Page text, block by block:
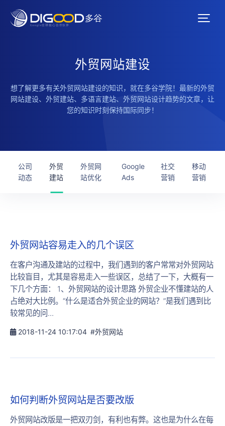
外贸网站建设
想了解更多有关外贸网站建设的知识，就在多谷学院！最新的外贸
网站建设、外贸建站、多语言建站、外贸网站设计趋势的文章，让
您的知识时刻保持国际同步！
公司
动态
外贸
建站
外贸网
站优化
Google
Ads
社交
营销
移动
营销
外贸网站容易走入的几个误区
在客户沟通及建站的过程中，我们遇到的客户常常对外贸网站
比较盲目，尤其是容易走入一些误区，总结了一下，大概有一
下几个方面： 1、外贸网站的设计思路 外贸企业不懂建站的人
占绝对大比例。“什么是适合外贸企业的网站？”是我们遇到比
较常见的问...
2018-11-24 10:17:04 #外贸网站
如何判断外贸网站是否要改版
外贸网站改版是一把双刃剑，有利也有弊。这也是为什么在每